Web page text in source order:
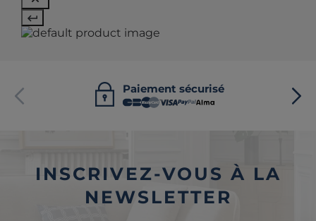
Paiement sécurisé
INSCRIVEZ-VOUS À LA
NEWSLETTER